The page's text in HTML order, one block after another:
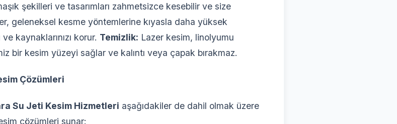
şekilleri ve tasarımları zahmetsizce kesebilir ve size
geleneksel kesme yöntemlerine kıyasla daha yüksek
kaynaklarınızı korur. Temizlik: Lazer kesim, linolyumu
bir kesim yüzeyi sağlar ve kalıntı veya çapak bırakmaz.
Çözümleri
Su Jeti Kesim Hizmetleri aşağıdakiler de dahil olmak üzere
çözümleri sunar: